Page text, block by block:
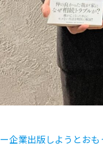
ー企業出版しようとお